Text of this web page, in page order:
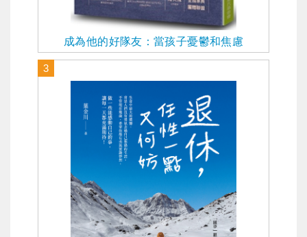
成為他的好隊友：當孩子憂鬱和焦慮
3